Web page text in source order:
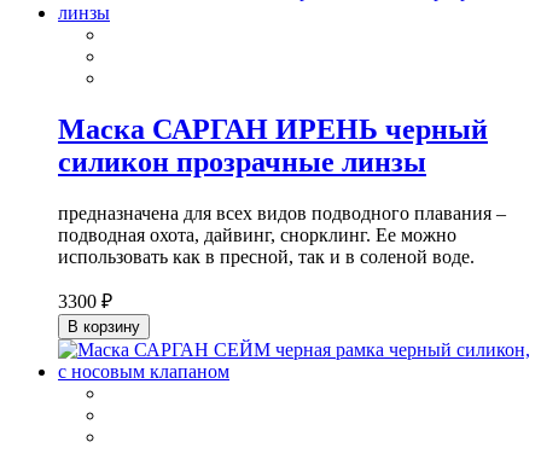
Маска САРГАН ИРЕНЬ черный
силикон прозрачные линзы
предназначена для всех видов подводного плавания –
подводная охота, дайвинг, снорклинг. Ее можно
использовать как в пресной, так и в соленой воде.
3300 ₽
В корзину